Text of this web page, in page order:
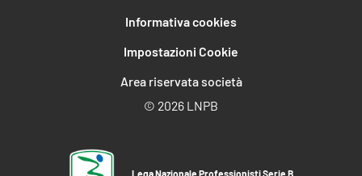
Informativa cookies
Impostazioni Cookie
Area riservata società
© 2026 LNPB
Lega Nazionale Professionisti Serie B